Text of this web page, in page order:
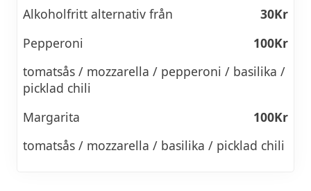
Alkoholfritt alternativ från
30Kr
Pepperoni
100Kr
tomatsås / mozzarella / pepperoni / basilika /
picklad chili
Margarita
100Kr
tomatsås / mozzarella / basilika / picklad chili